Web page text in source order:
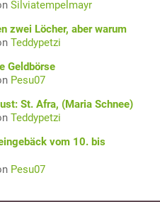
Silviatempelmayr
zwei Löcher, aber warum
Teddypetzi
Geldbörse
Pesu07
St. Afra, (Maria Schnee)
Teddypetzi
vom 10. bis
Pesu07